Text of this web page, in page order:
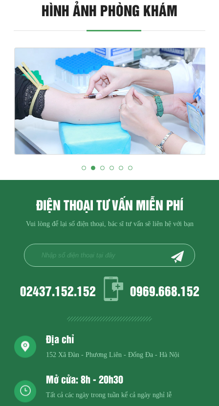
HÌNH ẢNH PHÒNG KHÁM
ĐIỆN THOẠI TƯ VẤN MIỄN PHÍ
Vui lòng để lại số điện thoại, bác sĩ tư vấn sẽ liên hệ với bạn
02437.152.152 0969.668.152
Địa chỉ
152 Xã Đàn - Phương Liên - Đống Đa - Hà Nội
Mở cửa: 8h - 20h30
Tất cả các ngày trong tuần kể cả ngày nghỉ lễ